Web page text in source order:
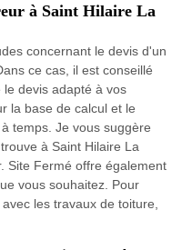
à Saint Hilaire La
concernant le devis d'un
ce cas, il est conseillé
devis adapté à vos
la base de calcul et le
temps. Je vous suggère
à Saint Hilaire La
Site Fermé offre également
vous souhaitez. Pour
les travaux de toiture,